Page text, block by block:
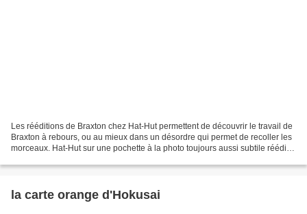
Les rééditions de Braxton chez Hat-Hut permettent de découvrir le travail de
Braxton à rebours, ou au mieux dans un désordre qui permet de recoller les
morceaux. Hat-Hut sur une pochette à la photo toujours aussi subtile réédite
la carte orange d'Hokusai